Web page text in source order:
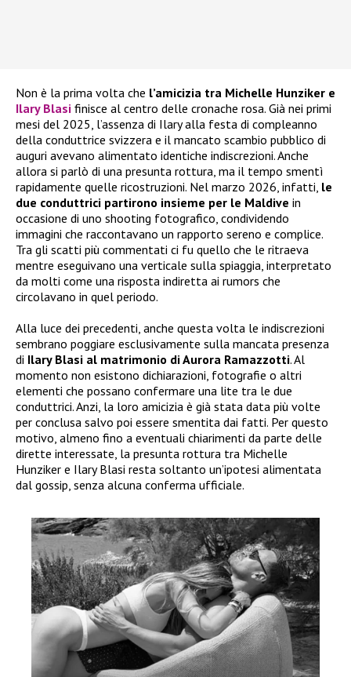
Non è la prima volta che l’amicizia tra Michelle Hunziker e
Ilary Blasi finisce al centro delle cronache rosa. Già nei primi
mesi del 2025, l’assenza di Ilary alla festa di compleanno
della conduttrice svizzera e il mancato scambio pubblico di
auguri avevano alimentato identiche indiscrezioni. Anche
allora si parlò di una presunta rottura, ma il tempo smentì
rapidamente quelle ricostruzioni. Nel marzo 2026, infatti, le
due conduttrici partirono insieme per le Maldive in
occasione di uno shooting fotografico, condividendo
immagini che raccontavano un rapporto sereno e complice.
Tra gli scatti più commentati ci fu quello che le ritraeva
mentre eseguivano una verticale sulla spiaggia, interpretato
da molti come una risposta indiretta ai rumors che
circolavano in quel periodo.
Alla luce dei precedenti, anche questa volta le indiscrezioni
sembrano poggiare esclusivamente sulla mancata presenza
di Ilary Blasi al matrimonio di Aurora Ramazzotti. Al
momento non esistono dichiarazioni, fotografie o altri
elementi che possano confermare una lite tra le due
conduttrici. Anzi, la loro amicizia è già stata data più volte
per conclusa salvo poi essere smentita dai fatti. Per questo
motivo, almeno fino a eventuali chiarimenti da parte delle
dirette interessate, la presunta rottura tra Michelle
Hunziker e Ilary Blasi resta soltanto un’ipotesi alimentata
dal gossip, senza alcuna conferma ufficiale.